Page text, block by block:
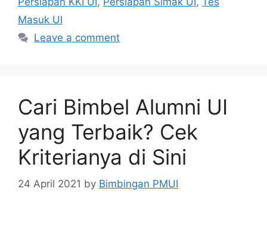
Masuk UI
Leave a comment
Cari Bimbel Alumni UI
yang Terbaik? Cek
Kriterianya di Sini
24 April 2021 by Bimbingan PMUI